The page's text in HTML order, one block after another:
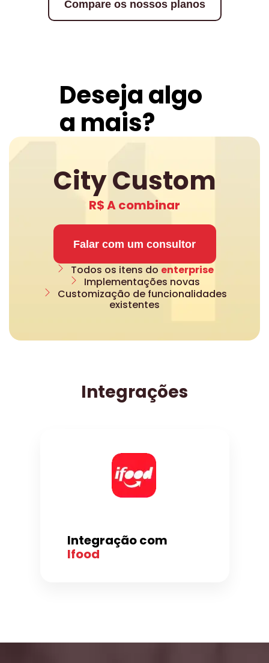
Compare os nossos planos
Deseja algo
a mais?
City Custom
R$ A combinar
Falar com um consultor
Todos os itens do enterprise
Implementações novas
Customização de funcionalidades
existentes
Integrações
Integração com
Ifood